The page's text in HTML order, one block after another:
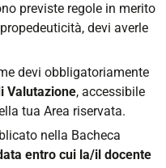
previste regole in merito
devi averle
devi obbligatoriamente
Valutazione, accessibile
tua Area riservata.
nella Bacheca
entro cui la/il docente